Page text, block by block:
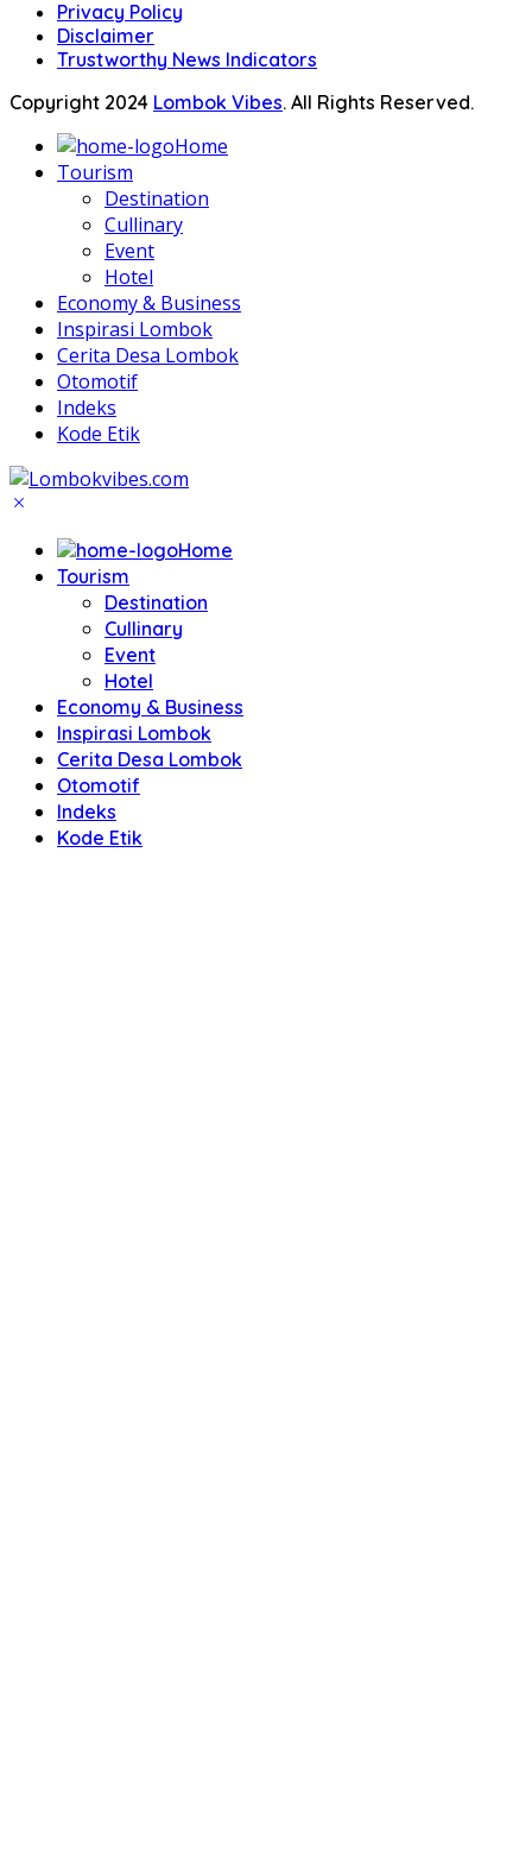
Privacy Policy
Disclaimer
Trustworthy News Indicators
Copyright 2024 Lombok Vibes. All Rights Reserved.
Home
Tourism
Destination
Cullinary
Event
Hotel
Economy & Business
Inspirasi Lombok
Cerita Desa Lombok
Otomotif
Indeks
Kode Etik
Home
Tourism
Destination
Cullinary
Event
Hotel
Economy & Business
Inspirasi Lombok
Cerita Desa Lombok
Otomotif
Indeks
Kode Etik